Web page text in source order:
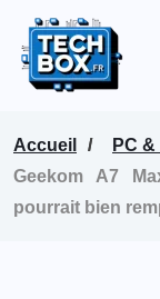
Accueil
PC
Geekom A7
pourrait bien